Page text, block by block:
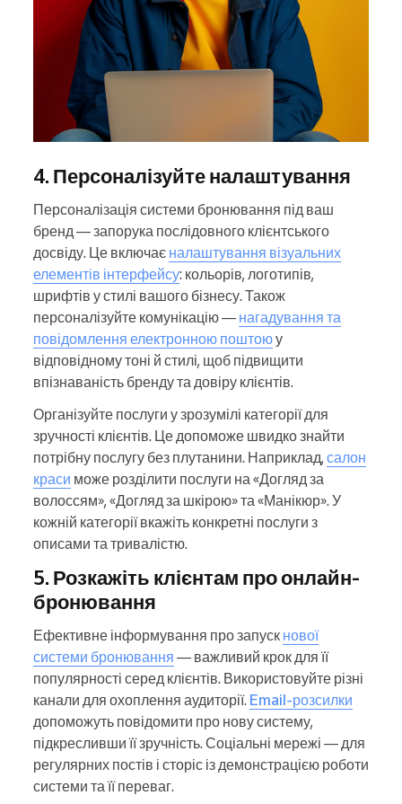
4. Персоналізуйте налаштування
Персоналізація системи бронювання під ваш
бренд — запорука послідовного клієнтського
досвіду. Це включає налаштування візуальних
елементів інтерфейсу: кольорів, логотипів,
шрифтів у стилі вашого бізнесу. Також
персоналізуйте комунікацію — нагадування та
повідомлення електронною поштоюу
відповідному тоні й стилі, щоб підвищити
впізнаваність бренду та довіру клієнтів.
Організуйте послуги у зрозумілі категорії для
зручності клієнтів. Це допоможе швидко знайти
потрібну послугу без плутанини. Наприклад, салон
краси може розділити послуги на «Догляд за
волоссям», «Догляд за шкірою» та «Манікюр». У
кожній категорії вкажіть конкретні послуги з
описами та тривалістю.
5. Розкажіть клієнтам про онлайн-
бронювання
Ефективне інформування про запуск нової
системи бронювання — важливий крок для її
популярності серед клієнтів. Використовуйте різні
канали для охоплення аудиторії. Email-розсилки
допоможуть повідомити про нову систему,
підкресливши її зручність. Соціальні мережі — для
регулярних постів і сторіс із демонстрацією роботи
системи та її переваг.